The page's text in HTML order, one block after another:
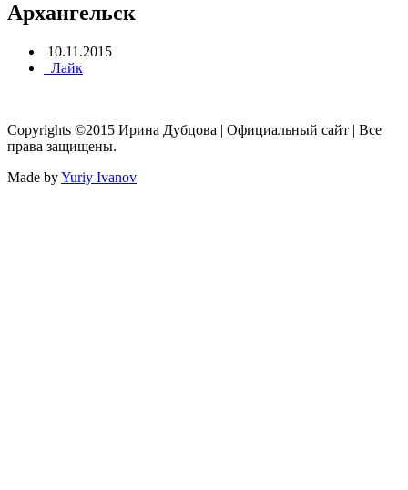
Архангельск
10.11.2015
Лайк
Copyrights ©2015 Ирина Дубцова | Официальный сайт | Все
права защищены.
Made byYuriy Ivanov